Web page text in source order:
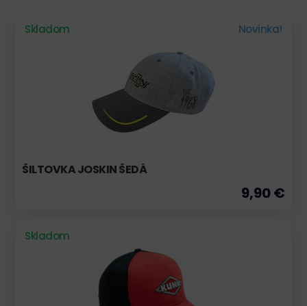
Skladom Novinka!
ŠILTOVKA JOSKIN ŠEDÁ
9,90 €
Skladom